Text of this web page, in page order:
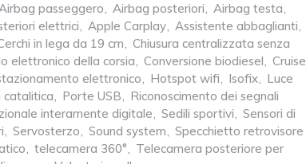
passeggero, Airbag posteriori, Airbag testa,
elettrici, Apple Carplay, Assistente abbaglianti,
in lega da 19 cm, Chiusura centralizzata senza
elettronico della corsia, Conversione biodiesel, Cruise
elettronico, Hotspot wifi, Isofix, Luce
, Porte USB, Riconoscimento dei segnali
interamente digitale, Sedili sportivi, Sensori di
, Servosterzo, Sound system, Specchietto retrovisore
, telecamera 360°, Telecamera posteriore per